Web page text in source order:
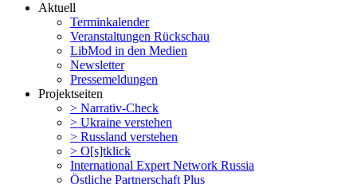
Aktuell
Termin­ka­lender
Veran­stal­tungen Rückschau
LibMod in den Medien
Newsletter
Presse­mel­dungen
Projekt­seiten
> Narrativ-Check
> Ukraine verstehen
> Russland verstehen
> O[s]tklick
Inter­na­tional Expert Network Russia
Östliche Partner­schaft Plus